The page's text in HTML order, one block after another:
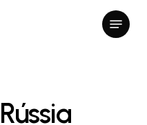
Menu